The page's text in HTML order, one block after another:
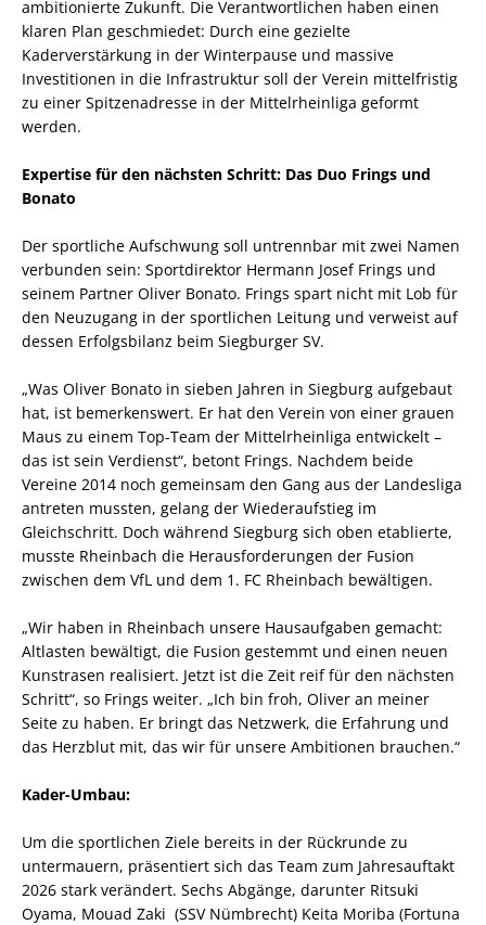
ambitionierte Zukunft. Die Verantwortlichen haben einen
klaren Plan geschmiedet: Durch eine gezielte
Kaderverstärkung in der Winterpause und massive
Investitionen in die Infrastruktur soll der Verein mittelfristig
zu einer Spitzenadresse in der Mittelrheinliga geformt
werden.
Expertise für den nächsten Schritt: Das Duo Frings und
Bonato
Der sportliche Aufschwung soll untrennbar mit zwei Namen
verbunden sein: Sportdirektor Hermann Josef Frings und
seinem Partner Oliver Bonato. Frings spart nicht mit Lob für
den Neuzugang in der sportlichen Leitung und verweist auf
dessen Erfolgsbilanz beim Siegburger SV.
„Was Oliver Bonato in sieben Jahren in Siegburg aufgebaut
hat, ist bemerkenswert. Er hat den Verein von einer grauen
Maus zu einem Top-Team der Mittelrheinliga entwickelt –
das ist sein Verdienst“, betont Frings. Nachdem beide
Vereine 2014 noch gemeinsam den Gang aus der Landesliga
antreten mussten, gelang der Wiederaufstieg im
Gleichschritt. Doch während Siegburg sich oben etablierte,
musste Rheinbach die Herausforderungen der Fusion
zwischen dem VfL und dem 1. FC Rheinbach bewältigen.
„Wir haben in Rheinbach unsere Hausaufgaben gemacht:
Altlasten bewältigt, die Fusion gestemmt und einen neuen
Kunstrasen realisiert. Jetzt ist die Zeit reif für den nächsten
Schritt“, so Frings weiter. „Ich bin froh, Oliver an meiner
Seite zu haben. Er bringt das Netzwerk, die Erfahrung und
das Herzblut mit, das wir für unsere Ambitionen brauchen.“
Kader-Umbau:
Um die sportlichen Ziele bereits in der Rückrunde zu
untermauern, präsentiert sich das Team zum Jahresauftakt
2026 stark verändert. Sechs Abgänge, darunter Ritsuki
Oyama, Mouad Zaki (SSV Nümbrecht) Keita Moriba (Fortuna